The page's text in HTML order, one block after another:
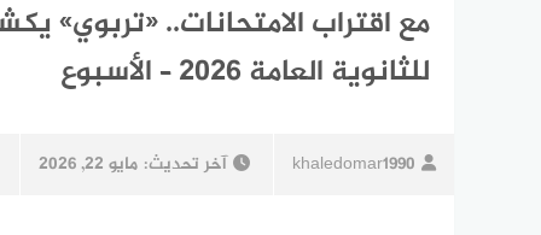
مع اقتراب الامتحانات.. «تربوي»
للثانوية العامة 2026 – الأسبوع
khaledomar1990 آخر تحديث: مايو 22, 2026